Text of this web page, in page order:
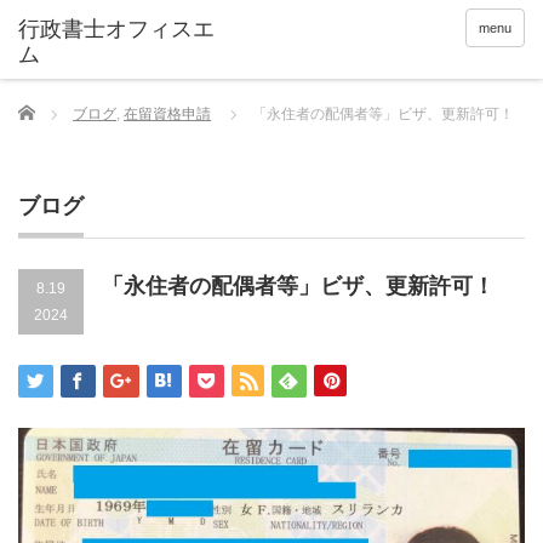
menu
Home ブログ, 在留資格申請 「永住者の配偶者等」ビザ、更新許可！
ブログ
8.19
2024
「永住者の配偶者等」ビザ、更新許可！